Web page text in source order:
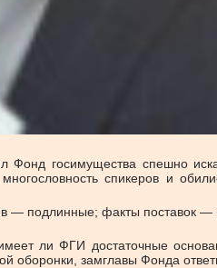
Фонд госимущества спешно
спикеров и
— подлинные; факты поставок
ли ФГИ достаточные
оборонки, замглавы Фонда